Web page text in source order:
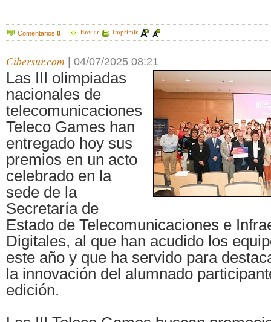
Comentarios 0 Enviar Imprimir
Cibersur.com 04/07/2025 08:21
Las III olimpiadas
nacionales de
telecomunicaciones
Teleco Games han
entregado hoy sus
premios en un acto
celebrado en la
sede de la
Secretaría de
Estado de Telecomunicaciones e
Digitales, al que han acudido los
este año y que ha servido para
la innovación del alumnado
edición.